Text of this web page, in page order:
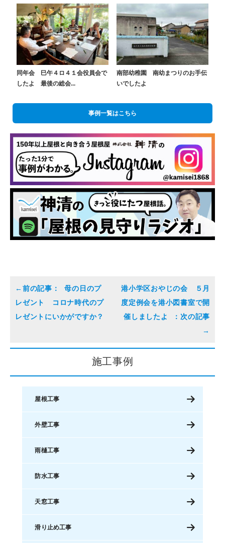
同年会 巳午４ロ４１会役員会で
したよ 最後の総会...
南部幼稚園 南幼まつりのお手伝
いでしたよ
事例一覧はこちら
母の日のプ
レゼント コロナ時代のプ
レゼントにいかがですか？
港小学区おやじの会 ５月
度定例会を港小図書室で開
催しましたよ
施工事例
屋根工事
外壁工事
雨樋工事
防水工事
天窓工事
滑り止め工事